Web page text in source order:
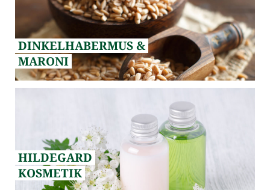
DINKELHABERMUS &
MARONI
HILDEGARD
KOSMETIK